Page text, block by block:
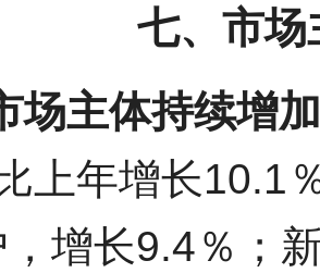
七、市场
场主体持续增
上年增长10.1
增长9.4％；